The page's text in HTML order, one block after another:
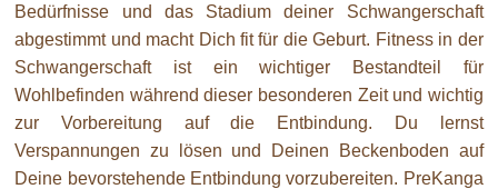
Bedürfnisse und das Stadium deiner Schwangerschaft
abgestimmt und macht Dich fit für die Geburt. Fitness in der
Schwangerschaft ist ein wichtiger Bestandteil für
Wohlbefinden während dieser besonderen Zeit und wichtig
zur Vorbereitung auf die Entbindung. Du lernst
Verspannungen zu lösen und Deinen Beckenboden auf
Deine bevorstehende Entbindung vorzubereiten. PreKanga